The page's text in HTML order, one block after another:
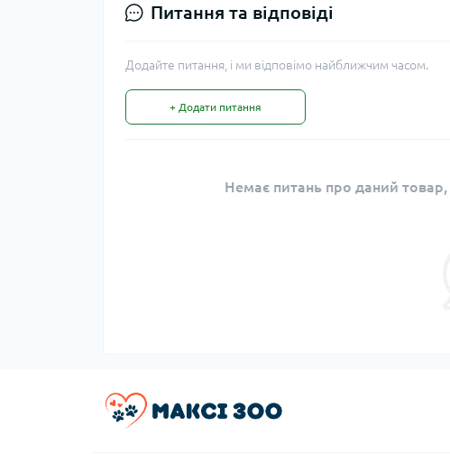
Питання та відповіді
Додайте питання, і ми відповімо найближчим часом.
+ Додати питання
Немає питань про даний товар,